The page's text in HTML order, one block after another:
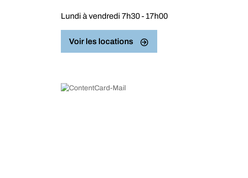
Lundi à vendredi 7h30 - 17h00
Voir les locations